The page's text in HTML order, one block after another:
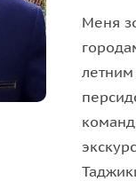
чтобы
и других
1435 году
Данная
персидского
Меня